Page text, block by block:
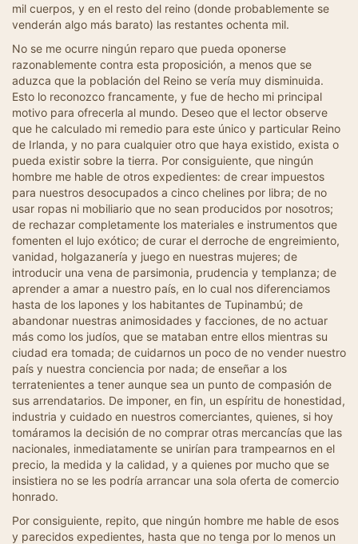
mil cuerpos, y en el resto del reino (donde probablemente se
venderán algo más barato) las restantes ochenta mil.
No se me ocurre ningún reparo que pueda oponerse
razonablemente contra esta proposición, a menos que se
aduzca que la población del Reino se vería muy disminuida.
Esto lo reconozco francamente, y fue de hecho mi principal
motivo para ofrecerla al mundo. Deseo que el lector observe
que he calculado mi remedio para este único y particular Reino
de Irlanda, y no para cualquier otro que haya existido, exista o
pueda existir sobre la tierra. Por consiguiente, que ningún
hombre me hable de otros expedientes: de crear impuestos
para nuestros desocupados a cinco chelines por libra; de no
usar ropas ni mobiliario que no sean producidos por nosotros;
de rechazar completamente los materiales e instrumentos que
fomenten el lujo exótico; de curar el derroche de engreimiento,
vanidad, holgazanería y juego en nuestras mujeres; de
introducir una vena de parsimonia, prudencia y templanza; de
aprender a amar a nuestro país, en lo cual nos diferenciamos
hasta de los lapones y los habitantes de Tupinambú; de
abandonar nuestras animosidades y facciones, de no actuar
más como los judíos, que se mataban entre ellos mientras su
ciudad era tomada; de cuidarnos un poco de no vender nuestro
país y nuestra conciencia por nada; de enseñar a los
terratenientes a tener aunque sea un punto de compasión de
sus arrendatarios. De imponer, en fin, un espíritu de honestidad,
industria y cuidado en nuestros comerciantes, quienes, si hoy
tomáramos la decisión de no comprar otras mercancías que las
nacionales, inmediatamente se unirían para trampearnos en el
precio, la medida y la calidad, y a quienes por mucho que se
insistiera no se les podría arrancar una sola oferta de comercio
honrado.
Por consiguiente, repito, que ningún hombre me hable de esos
y parecidos expedientes, hasta que no tenga por lo menos un